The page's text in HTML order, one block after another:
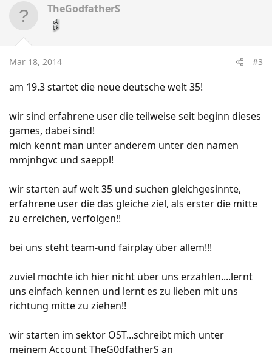
TheGodfatherS
Mar 18, 2014 #3
am 19.3 startet die neue deutsche welt 35!
wir sind erfahrene user die teilweise seit beginn dieses
games, dabei sind!
mich kennt man unter anderem unter den namen
mmjnhgvc und saeppl!
wir starten auf welt 35 und suchen gleichgesinnte,
erfahrene user die das gleiche ziel, als erster die mitte
zu erreichen, verfolgen!!
bei uns steht team-und fairplay über allem!!!
zuviel möchte ich hier nicht über uns erzählen....lernt
uns einfach kennen und lernt es zu lieben mit uns
richtung mitte zu ziehen!!
wir starten im sektor OST...schreibt mich unter
meinem Account TheG0dfatherS an